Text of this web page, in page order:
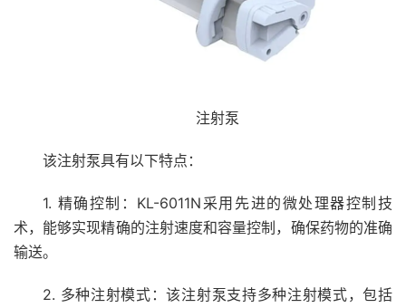
注射泵
该注射泵具有以下特点：
1. 精确控制：KL-6011N采用先进的微处理器控制技
术，能够实现精确的注射速度和容量控制，确保药物的准确
输送。
2. 多种注射模式：该注射泵支持多种注射模式，包括